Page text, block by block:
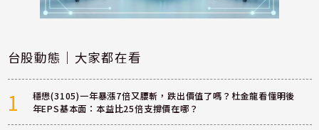
台股動態｜大家都在看
1
穩懋(3105)一年暴漲7倍又腰斬，跌出價值了嗎？杜金龍看懂明後
年EPS基本面：本益比25倍支撐價在哪？